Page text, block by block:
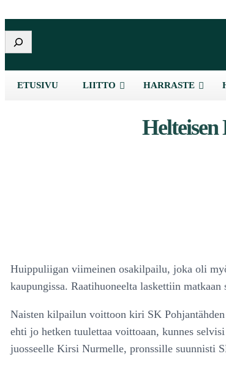
Etsi
ETUSIVU LIITTO HARRASTE
Huippuliigan viimeinen osakilpailu, joka oli
kaupungissa. Raatihuoneelta laskettiin
Naisten kilpailun voittoon kiri SK
ehti jo hetken tuulettaa voittoaan, kunnes
juosseelle Kirsi Nurmelle, pronssille suunnisti